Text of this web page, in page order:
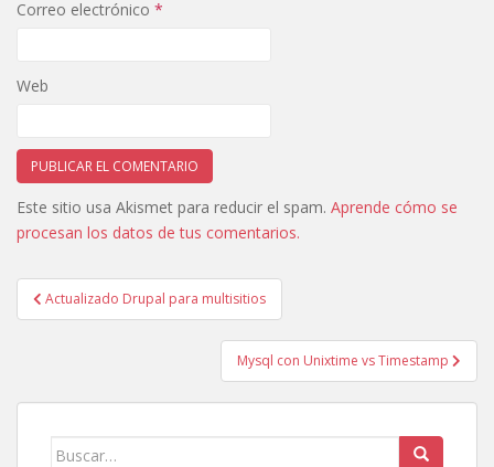
Correo electrónico *
Web
Este sitio usa Akismet para reducir el spam. Aprende cómo se
procesan los datos de tus comentarios.
Navegación
de
Actualizado Drupal para multisitios
Mysql con Unixtime vs Timestamp
Buscar: